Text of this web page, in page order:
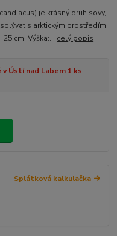
je krásný druh sovy,
s arktickým prostředím,
cm Výška:... celý popis
Ústí nad Labem 1 ks
Splátková kalkulačka